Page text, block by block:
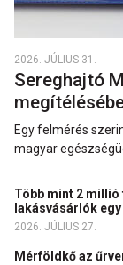
2026. JÚLIUS 31.
Sereghajtó
Egy felmérés
magyar
Több mint 2
lakásvásárlók
2026. JÚLIUS 27.
Mérföldkő az